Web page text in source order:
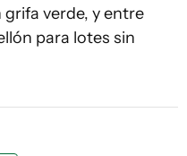
verde, y entre
para lotes sin